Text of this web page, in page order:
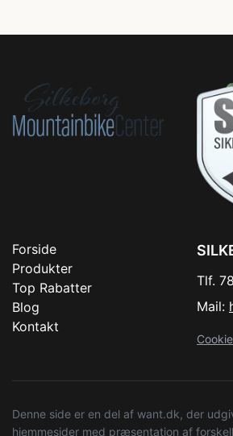
Forside
Produkter
Top Rabatter
Blog
Kontakt
Tlf.
Mail:
Denne side er en del af want.dk, der
hjemmesider med præsentation af